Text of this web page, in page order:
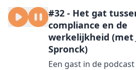
#32 - Het gat
compliance en de
werkelijkheid (met
Spronck)
Een gast in de